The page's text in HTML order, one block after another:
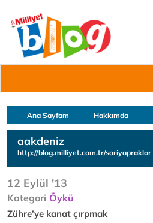
Ana Sayfam Hakkımda
aakdeniz
http://blog.milliyet.com.tr/sariyapraklar
12 Eylül '13
Kategori Öykü
Zühre’ye kanat çırpmak